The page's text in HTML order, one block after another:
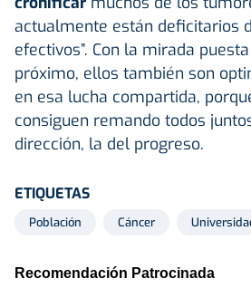
actualmente están deficitarios
efectivos”. Con la mirada
próximo, ellos también son
en esa lucha compartida,
consiguen remando todos
dirección, la del progreso.
ETIQUETAS
Población Cáncer